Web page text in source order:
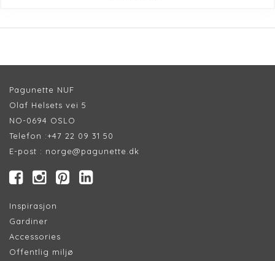
Pagunette NUF
Olaf Helsets vei 5
NO-0694 OSLO
Telefon :+47 22 09 31 50
E-post : norge@pagunette.dk
Inspirasjon
Gardiner
Accessories
Offentlig miljø